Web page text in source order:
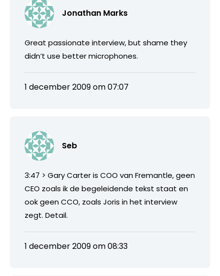
Jonathan Marks
Great passionate interview, but shame they
didn’t use better microphones.
1 december 2009 om 07:07
Seb
3:47 > Gary Carter is COO van Fremantle, geen
CEO zoals ik de begeleidende tekst staat en
ook geen CCO, zoals Joris in het interview
zegt. Detail.
1 december 2009 om 08:33